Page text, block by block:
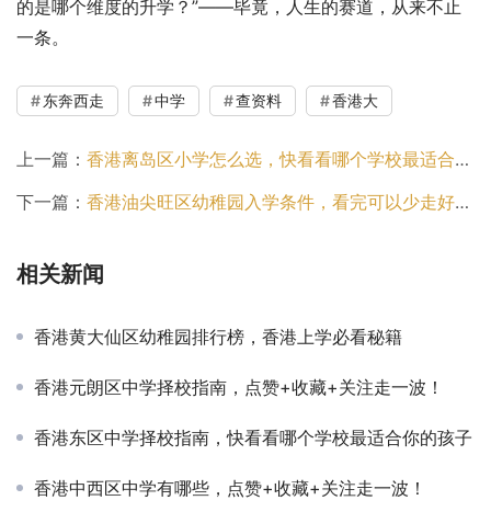
的是哪个维度的升学？”——毕竟，人生的赛道，从来不止
一条。
东奔西走 中学 查资料 香港大
上一篇： 香港离岛区小学怎么选，快看看哪个学校最适合你的孩子
下一篇： 香港油尖旺区幼稚园入学条件，看完可以少走好多弯路！
相关新闻
香港黄大仙区幼稚园排行榜，香港上学必看秘籍
香港元朗区中学择校指南，点赞+收藏+关注走一波！
香港东区中学择校指南，快看看哪个学校最适合你的孩子
香港中西区中学有哪些，点赞+收藏+关注走一波！